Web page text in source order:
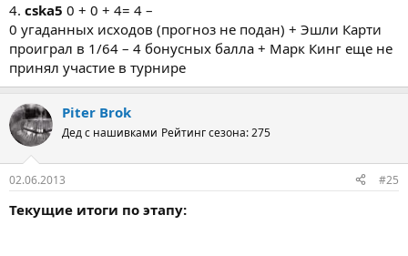
4. cska5 0 + 0 + 4= 4 –
0 угаданных исходов (прогноз не подан) + Эшли Карти
проиграл в 1/64 – 4 бонусных балла + Марк Кинг еще не
принял участие в турнире
Piter Brok
Дед с нашивками Рейтинг сезона: 275
02.06.2013 #25
Текущие итоги по этапу: